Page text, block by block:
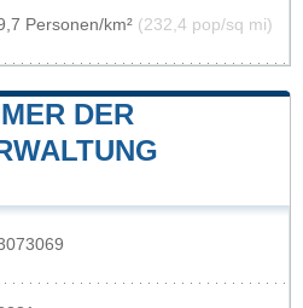
Personen/km² (232,4 pop/sq mi)
DER